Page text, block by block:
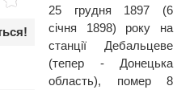
25 грудня 1897 (6
січня 1898) року на
станції Дебальцеве
(тепер - Донецька
область), помер 8